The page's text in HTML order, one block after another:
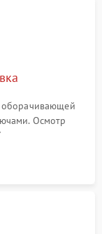
оборачивающей
Осмотр
пружин и
смещения